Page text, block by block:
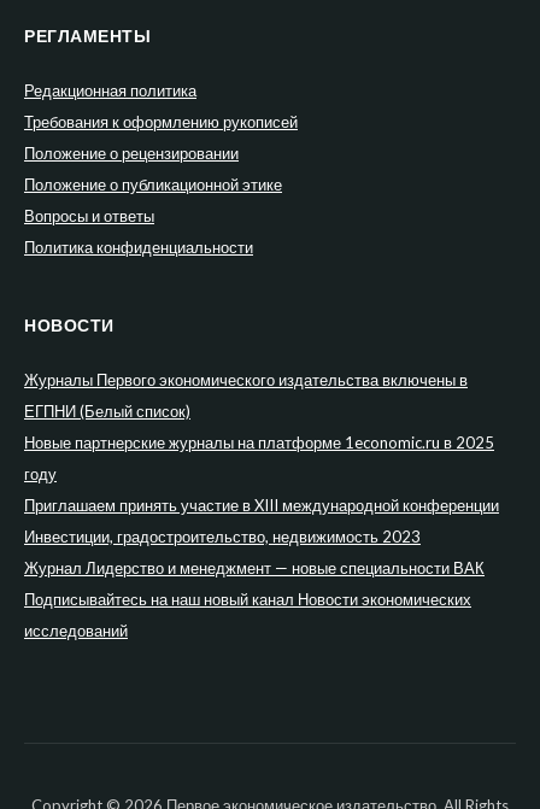
РЕГЛАМЕНТЫ
Редакционная политика
Требования к оформлению рукописей
Положение о рецензировании
Положение о публикационной этике
Вопросы и ответы
Политика конфиденциальности
НОВОСТИ
Журналы Первого экономического издательства включены в
ЕГПНИ (Белый список)
Новые партнерские журналы на платформе 1economic.ru в 2025
году
Приглашаем принять участие в XIII международной конференции
Инвестиции, градостроительство, недвижимость 2023
Журнал Лидерство и менеджмент — новые специальности ВАК
Подписывайтесь на наш новый канал Новости экономических
исследований
Copyright © 2026 Первое экономическое издательство. All Rights